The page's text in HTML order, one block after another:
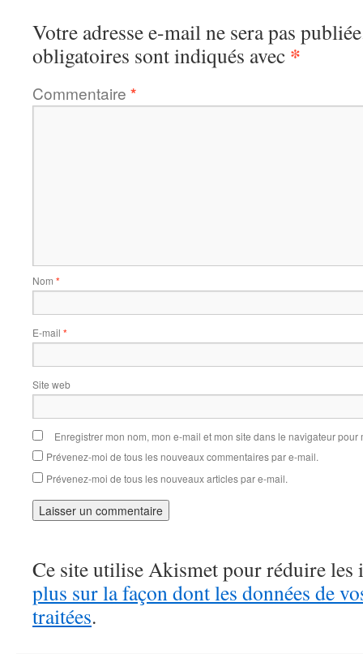
Votre adresse e-mail ne sera pas
obligatoires sont indiqués avec *
Commentaire *
Nom *
E-mail *
Site web
Enregistrer mon nom, mon e-mail et mon site dans le navigateur
Prévenez-moi de tous les nouveaux commentaires par e-mail.
Prévenez-moi de tous les nouveaux articles par e-mail.
Ce site utilise Akismet pour réduire les
plus sur la façon dont les données de
traitées.